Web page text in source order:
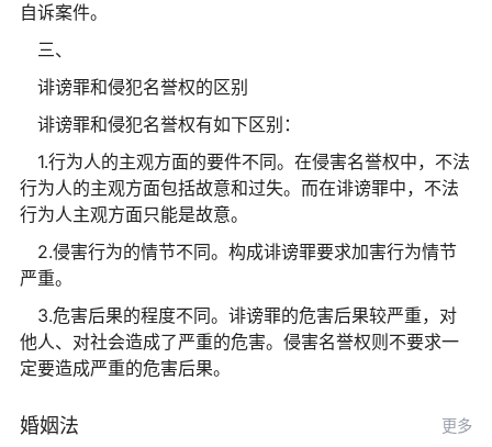
自诉案件。
三、
诽谤罪和侵犯名誉权的区别
诽谤罪和侵犯名誉权有如下区别：
1.行为人的主观方面的要件不同。在侵害名誉权中，不法
行为人的主观方面包括故意和过失。而在诽谤罪中，不法
行为人主观方面只能是故意。
2.侵害行为的情节不同。构成诽谤罪要求加害行为情节
严重。
3.危害后果的程度不同。诽谤罪的危害后果较严重，对
他人、对社会造成了严重的危害。侵害名誉权则不要求一
定要造成严重的危害后果。
婚姻法 更多